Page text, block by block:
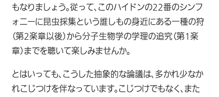
もなりましょう。従って、このハイドンの22番のシンフ
ォニーに昆虫採集という誰しもの身近にある一種の狩
（第2楽章以後）から分子生物学の学理の追究（第1楽
章）までを聴いて楽しみませんか。
とはいっても、こうした抽象的な論議は、多かれ少なか
れこじつけを伴なっています。こじつけでもなく、また